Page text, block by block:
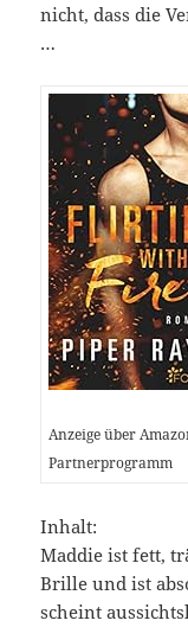
nicht, dass die
…
Anzeige über
Partnerprogramm
Inhalt:
Maddie ist fett,
Brille und ist
scheint